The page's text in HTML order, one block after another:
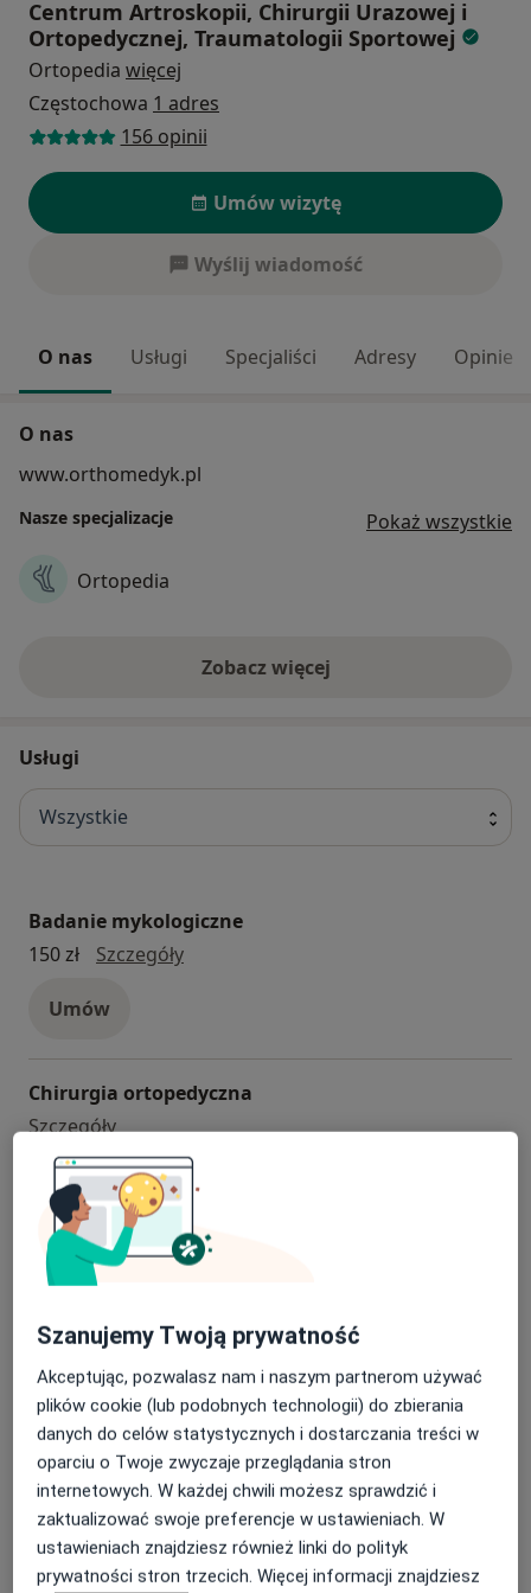
Centrum Artroskopii, Chirurgii Urazowej i
Ortopedycznej, Traumatologii Sportowej
Ortopedia więcej
Częstochowa 1 adres
156 opinii
Umów wizytę
Wyślij wiadomość
O nas Usługi Specjaliści Adresy Opinie
O nas
www.orthomedyk.pl
Nasze specjalizacje Pokaż wszystkie
Ortopedia
Zobacz więcej
Usługi
Wszystkie
Badanie mykologiczne
150 zł
SzczegółyBadanie mykologiczne
Umów
Chirurgia ortopedyczna
Szczegółychirurgia ortopedyczna
Umów
Jonoforeza
Umów
Konsultacja nefrologiczna
280 zł
SzczegółyKonsultacja nefrologiczna
Umów
Szanujemy Twoją prywatność
Akceptując, pozwalasz nam i naszym partnerom używać
plików cookie (lub podobnych technologii) do zbierania
danych do celów statystycznych i dostarczania treści w
oparciu o Twoje zwyczaje przeglądania stron
internetowych. W każdej chwili możesz sprawdzić i
zaktualizować swoje preferencje w ustawieniach. W
ustawieniach znajdziesz również linki do polityk
prywatności stron trzecich. Więcej informacji znajdziesz